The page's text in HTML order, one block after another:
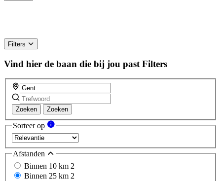
Filters
Vind hier de baan die bij jou past Filters
Zoeken Zoeken
Sorteer op
Afstanden
Binnen 10 km 2
Binnen 25 km 2